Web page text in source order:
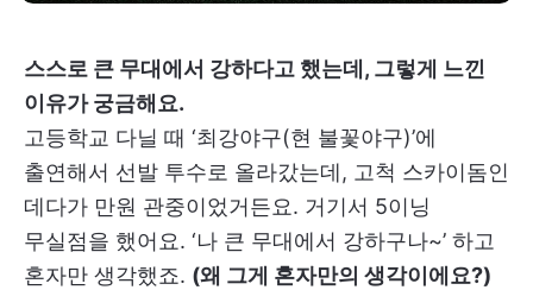
스스로 큰 무대에서 강하다고 했는데, 그렇게 느낀
이유가 궁금해요.
고등학교 다닐 때 ‘최강야구(현 불꽃야구)’에
출연해서 선발 투수로 올라갔는데, 고척 스카이돔인
데다가 만원 관중이었거든요. 거기서 5이닝
무실점을 했어요. ‘나 큰 무대에서 강하구나~’ 하고
혼자만 생각했죠. (왜 그게 혼자만의 생각이에요?)